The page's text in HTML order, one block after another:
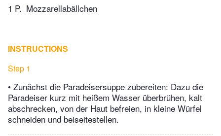
1 P. Mozzarellabällchen
INSTRUCTIONS
Step 1
• Zunächst die Paradeisersuppe zubereiten: Dazu die
Paradeiser kurz mit heißem Wasser überbrühen, kalt
abschrecken, von der Haut befreien, in kleine Würfel
schneiden und beiseitestellen.